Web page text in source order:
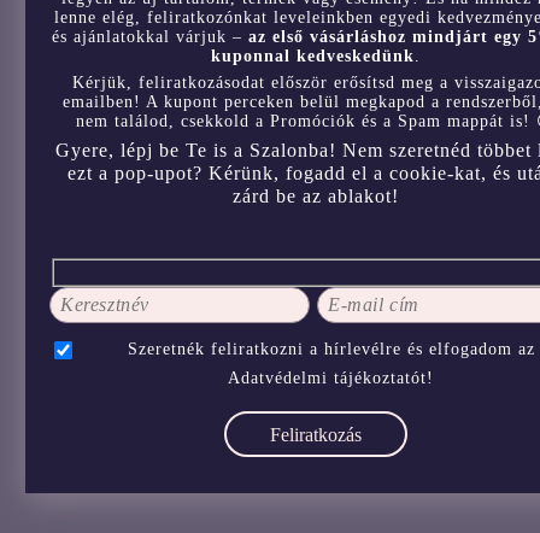
Bijoux Indiscrets
7.700Ft
Je Joue
masszázsgyertya –
8.990Ft
lenne elég, feliratkozónkat leveleinkben egyedi
és ajánlatokkal várjuk – az első vásárláshoz mindjárt egy
kuponnal kedveskedünk.
Kérjük, feliratkozásodat először erősítsd meg a
emailben! A kupont perceken belül megkapod a
nem találod, csekkold a Promóciók és a Spam mappát is!
Gyere, lépj be Te is a Szalonba! Nem szeretnéd többet
ezt a pop-upot? Kérünk, fogadd el a cookie-kat, és
zárd be az ablakot!
Szeretnék feliratkozni a hírlevélre és elfogadom az
Adatvédelmi tájékoztatót!